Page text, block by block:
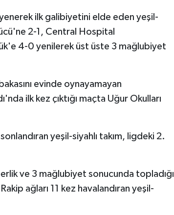
ilk galibiyetini elde eden yeşil-
2-1, Central Hospital
4-0 yenilerek üst üste 3 mağlubiyet
evinde oynayamayan
ilk kez çıktığı maçta Uğur Okulları
yeşil-siyahlı takım, ligdeki 2.
ve 3 mağlubiyet sonucunda topladığı
ağları 11 kez havalandıran yeşil-